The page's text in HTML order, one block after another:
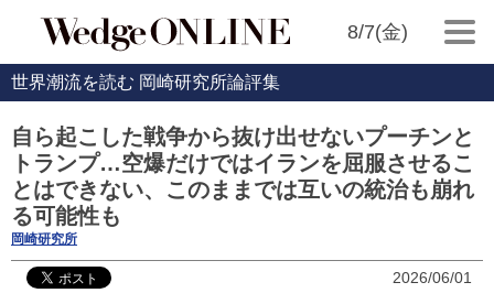
8/7(金)
世界潮流を読む 岡崎研究所論評集
自ら起こした戦争から抜け出せないプーチンと
トランプ…空爆だけではイランを屈服させるこ
とはできない、このままでは互いの統治も崩れ
る可能性も
岡崎研究所
2026/06/01